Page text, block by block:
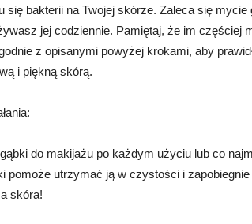
się bakterii na Twojej skórze. Zaleca się
jej codziennie. Pamiętaj, że im częściej
z opisanymi powyżej krokami, aby
i piękną skórą.
do makijażu po każdym użyciu lub co
pomoże utrzymać ją w czystości i
skóra!